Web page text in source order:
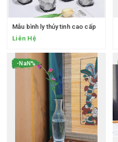
Mẫu bình ly thủy tinh cao cấp
Liên Hệ
-NaN%